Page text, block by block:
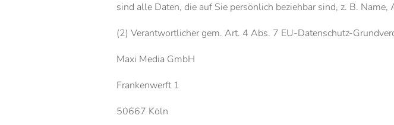
sind alle Daten, die auf Sie persönlich beziehbar sind, z. B.
(2) Verantwortlicher gem. Art. 4 Abs. 7 EU-Datenschutz-
Maxi Media GmbH
Frankenwerft 1
50667 Köln